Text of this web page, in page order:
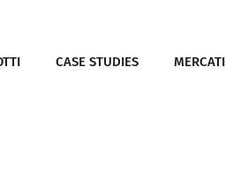
CASE STUDIES MERCATI